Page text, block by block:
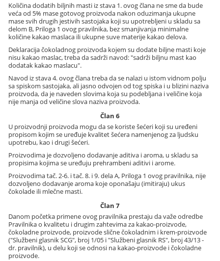
Količina dodatih biljnih masti iz stava 1. ovog člana ne sme da bude
veća od 5% mase gotovog proizvoda nakon oduzimanja ukupne
mase svih drugih jestivih sastojaka koji su upotrebljeni u skladu sa
delom B, Priloga 1 ovog pravilnika, bez smanjivanja minimalne
količine kakao maslaca ili ukupne suve materije kakao delova.
Deklaracija čokoladnog proizvoda kojem su dodate biljne masti koje
nisu kakao maslac, treba da sadrži navod: "sadrži biljnu mast kao
dodatak kakao maslacu".
Navod iz stava 4. ovog člana treba da se nalazi u istom vidnom polju
sa spiskom sastojaka, ali jasno odvojen od tog spiska i u blizini naziva
proizvoda, da je naveden slovima koja su podebljana i veličine koja
nije manja od veličine slova naziva proizvoda.
Član 6
U proizvodnji proizvoda mogu da se koriste šećeri koji su uređeni
propisom kojim se uređuje kvalitet šećera namenjenog za ljudsku
upotrebu, kao i drugi šećeri.
Proizvodima je dozvoljeno dodavanje aditiva i aroma, u skladu sa
propisima kojima se uređuju prehrambeni aditivi i arome.
Proizvodima tač. 2-6. i tač. 8. i 9. dela A, Priloga 1 ovog pravilnika, nije
dozvoljeno dodavanje aroma koje oponašaju (imitiraju) ukus
čokolade ili mlečne masti.
Član 7
Danom početka primene ovog pravilnika prestaju da važe odredbe
Pravilnika o kvalitetu i drugim zahtevima za kakao-proizvode,
čokoladne proizvode, proizvode slične čokoladnim i krem-proizvode
("Službeni glasnik SCG", broj 1/05 i "Službeni glasnik RS", broj 43/13 -
dr. pravilnik), u delu koji se odnosi na kakao-proizvode i čokoladne
proizvode.